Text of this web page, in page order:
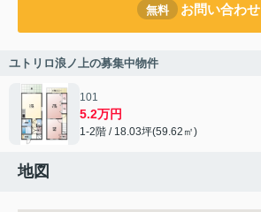
無料 お問い合わせ
ユトリロ浪ノ上の募集中物件
101
5.2万円
1-2階 / 18.03坪(59.62㎡)
地図